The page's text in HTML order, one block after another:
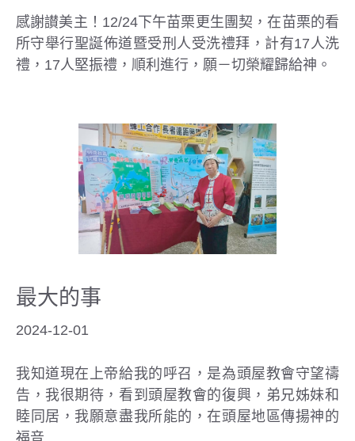
感謝讃美主！12/24下午苗栗更生團契，在苗栗的看
所守舉行聖誕佈道暨受刑人受洗禮拜，計有17人洗
禮，17人堅振禮，順利進行，願－切榮耀歸給神。
最大的事
2024-12-01
我知道現在上帝給我的呼召，是為頭屋教會守望禱
告，我很期待，看到頭屋教會的復興，弟兄姊妹和
睦同居，我願意盡我所能的，在頭屋地區傳揚神的